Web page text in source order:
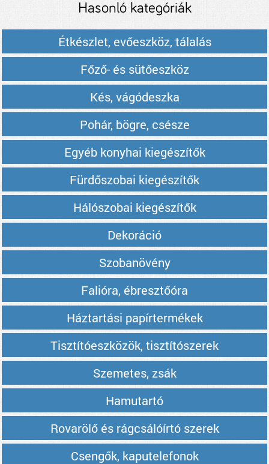
Hasonló kategóriák
Étkészlet, evőeszköz, tálalás
Főző- és sütőeszköz
Kés, vágódeszka
Pohár, bögre, csésze
Egyéb konyhai kiegészítők
Fürdőszobai kiegészítők
Hálószobai kiegészítők
Dekoráció
Szobanövény
Falióra, ébresztőóra
Háztartási papírtermékek
Tisztítóeszközök, tisztítószerek
Szemetes, zsák
Hamutartó
Rovarölő és rágcsálóírtó szerek
Csengők, kaputelefonok